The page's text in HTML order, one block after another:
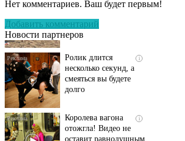
Нет комментариев. Ваш будет первым!
Добавить комментарий
Новости партнеров
люди вытворяют, когда
несколько секунд, а
смеяться вы будете
долго
отожгла! Видео не
оставит равнодушным